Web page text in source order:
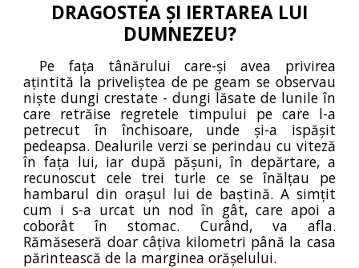
DRAGOSTEA ȘI IERTAREA LUI
DUMNEZEU?
Pe fața tânărului care-și avea privirea
ațintită la priveliștea de pe geam se observau
niște dungi crestate - dungi lăsate de lunile în
care retrăise regretele timpului pe care l-a
petrecut în închisoare, unde și-a ispășit
pedeapsa. Dealurile verzi se perindau cu viteză
în fața lui, iar după pășuni, în depărtare, a
recunoscut cele trei turle ce se înălțau pe
hambarul din orașul lui de baștină. A simțit
cum i s-a urcat un nod în gât, care apoi a
coborât în stomac. Curând, va afla.
Rămăseseră doar câțiva kilometri până la casa
părintească de la marginea orășelului.